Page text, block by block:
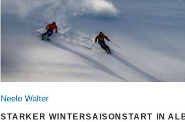
Neele Walter
STARKER WINTERSAISONSTART IN